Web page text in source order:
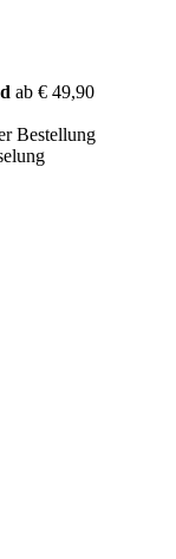
ab € 49,90
Bestellung